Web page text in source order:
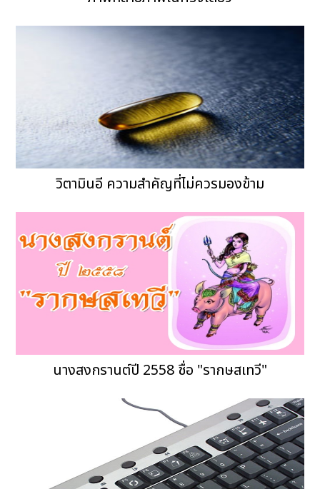
วิตามินอี ความสำคัญที่ไม่ควรมองข้าม
นางสงกรานต์ปี 2558 ชื่อ "รากษสเทวี"